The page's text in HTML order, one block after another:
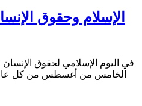
الإسلام وحقوق
في اليوم الإسلامي لحقوق الإنسان
الخامس من أغسطس من كل عام